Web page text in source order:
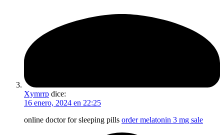
Xymrrp dice:
16 enero, 2024 en 22:25
online doctor for sleeping pills order melatonin 3 mg sale